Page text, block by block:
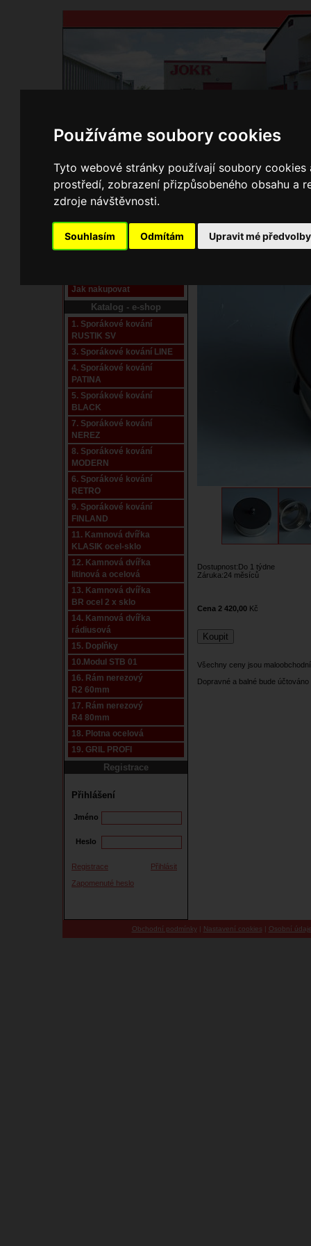
Používáme soubory cookies
Tyto webové stránky používají soubory
prostředí, zobrazení přizpůsobeného obsahu a
zdroje návštěvnosti.
Souhlasím Odmítám Upravit mé předvolby
Domů Kontakty Přihlášení Ke
Pracoviště laser
Nové pracoviště firmy
Jak nakupovat
Katalog - e-shop
1. Sporákové kování
RUSTIK SV
3. Sporákové kování LINE
4. Sporákové kování
PATINA
5. Sporákové kování
BLACK
7. Sporákové kování
NEREZ
8. Sporákové kování
MODERN
6. Sporákové kování
RETRO
9. Sporákové kování
FINLAND
11. Kamnová dvířka
KLASIK ocel-sklo
12. Kamnová dvířka
litinová a ocelová
13. Kamnová dvířka
BR ocel 2 x sklo
14. Kamnová dvířka
rádiusová
15. Doplňky
10.Modul STB 01
16. Rám nerezový
R2 60mm
17. Rám nerezový
R4 80mm
18. Plotna ocelová
19. GRIL PROFI
Registrace
Přihlášení
Jméno
Heslo
Registrace
Přihlásit
Zapomenuté heslo
E-shop JOKR
Dostupnost:Do 1 týdne
Záruka:24 měsíců
Cena 2 420,00 Kč
Všechny ceny jsou
Dopravné a balné bude
Obchodní podmínky| Nastavení cookies | Osobní